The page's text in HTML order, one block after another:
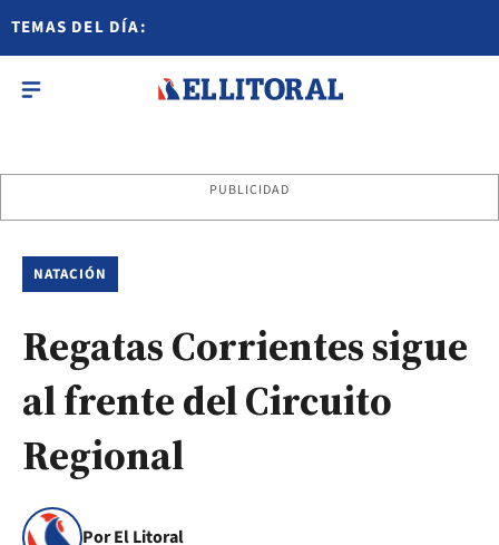
TEMAS DEL DÍA:
PUBLICIDAD
NATACIÓN
Regatas Corrientes sigue
al frente del Circuito
Regional
Por El Litoral